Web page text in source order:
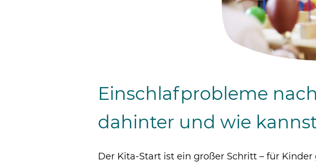
Einschlafprobleme
dahinter und wie
Der Kita-Start ist ein großer Schritt – für